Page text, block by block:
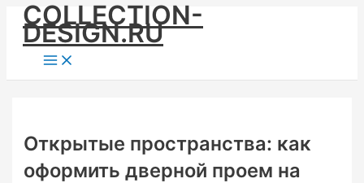
Skip
content
COLLECTION-
DESIGN.RU
Main
Menu
Открытые пространства: как
оформить дверной проем на